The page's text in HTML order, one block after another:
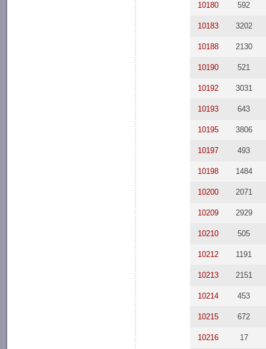
10180 592
10183 3202
10188 2130
10190 521
10192 3031
10193 643
10195 3806
10197 493
10198 1484
10200 2071
10209 2929
10210 505
10212 1191
10213 2151
10214 453
10215 672
10216 17